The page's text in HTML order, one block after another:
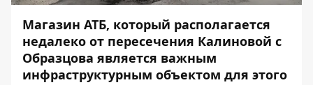
Магазин АТБ, который располагается
недалеко от пересечения Калиновой с
Образцова является важным
инфраструктурным объектом для этого